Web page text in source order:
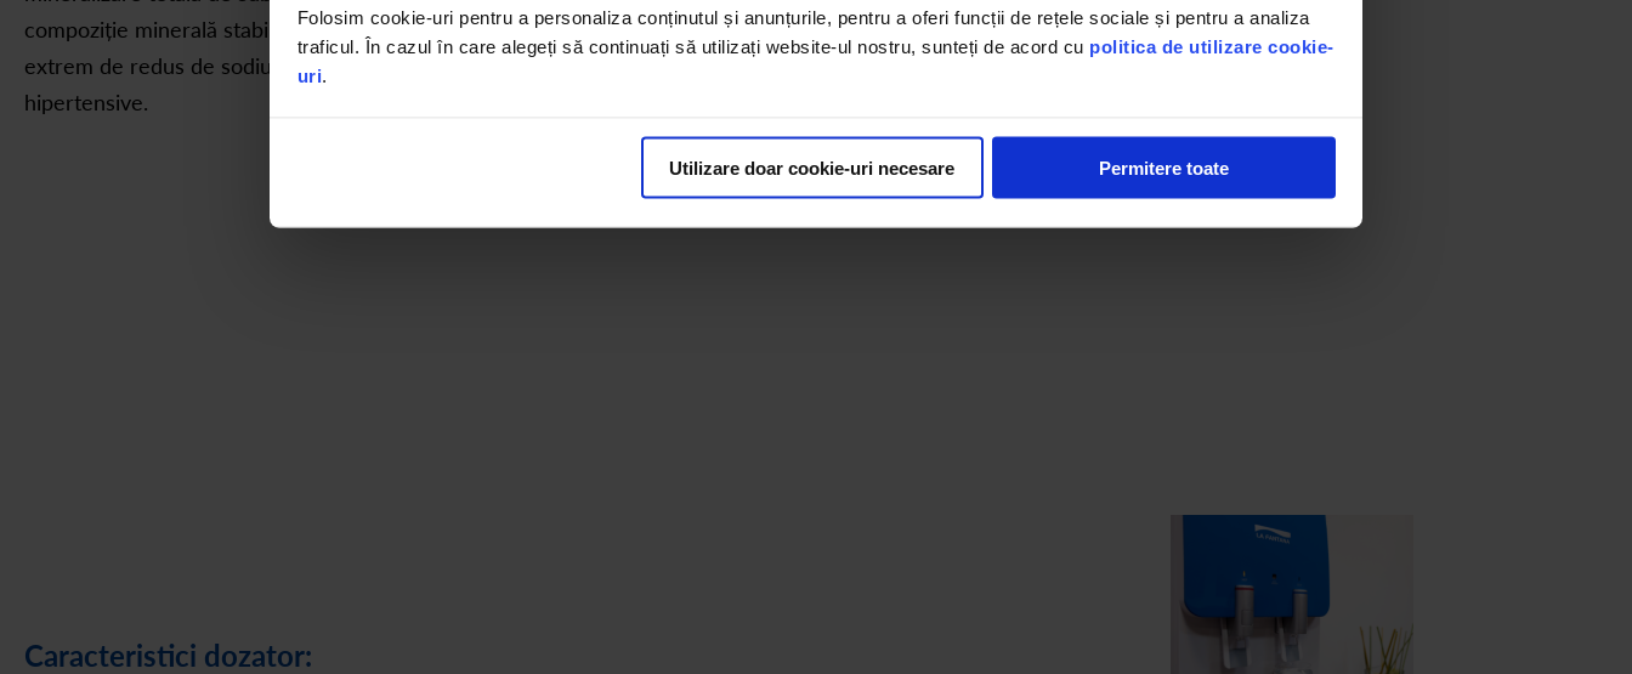
Folosim cookie-uri pentru a personaliza conținutul și anunțurile, pentru a oferi funcții de rețele sociale și pentru a analiza
traficul. În cazul în care alegeți să continuați să utilizați website-ul nostru, sunteți de acord cu politica de utilizare cookie-
uri.
Utilizare doar cookie-uri necesare Permitere toate
compoziție minerală stabilă. Apa intră în categoria celor recomandate pentru consumul zilnic, având conținut
extrem de redus de sodiu și e recomandată și celor cu restricții dietare - de exemplu, persoanelor
hipertensive.
Caracteristici dozator: